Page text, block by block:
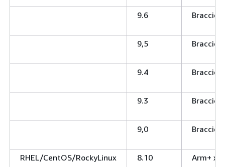
9.6 Braccio
9,5 Braccio
9.4 Braccio
9.3 Braccio
9,0 Braccio
RHEL/CentOS/RockyLinux 8.10 Arm+